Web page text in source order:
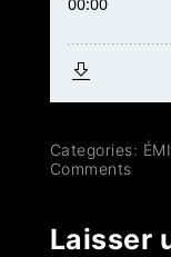
Categories:
Comments
Laisser